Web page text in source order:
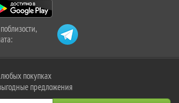
покупках
предложения